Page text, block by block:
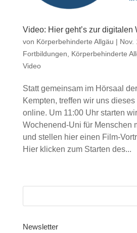
Video: Hier geht’s zur digitalen
von Körperbehinderte Allgäu | Nov.
Fortbildungen
Körperbehinderte
Video
Statt gemeinsam im Hörsaal
Kempten, treffen wir uns
online. Um 11:00 Uhr starten
Wochenend-Uni für Menschen
und stellen hier einen Film-
Hier klicken zum Starten des...
Newsletter